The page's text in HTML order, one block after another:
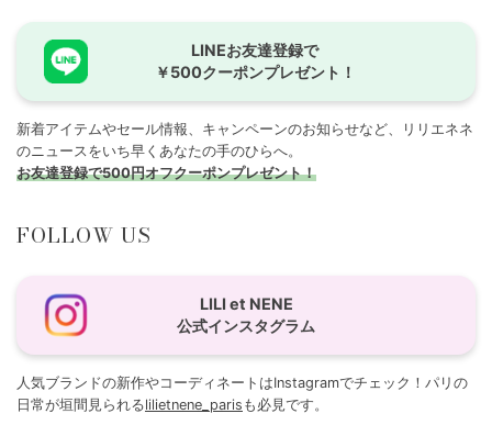
LINEお友達登録で
￥500クーポンプレゼント！
新着アイテムやセール情報、キャンペーンのお知らせなど、リリエネネ
のニュースをいち早くあなたの手のひらへ。
お友達登録で500円オフクーポンプレゼント！
FOLLOW US
LILI et NENE
公式インスタグラム
人気ブランドの新作やコーディネートはInstagramでチェック！パリの
日常が垣間見られるlilietnene_paris も必見です。